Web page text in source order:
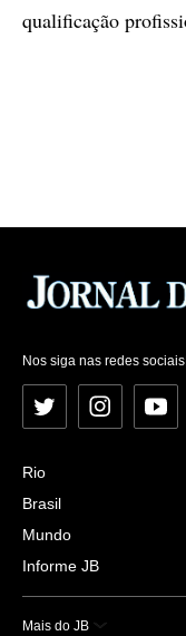
qualificação
Nos siga nas redes
Twitter Instagram
Rio
Brasil
Mundo
Informe JB
Mais do JB